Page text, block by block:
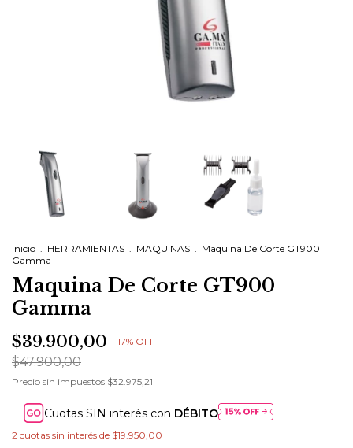
Inicio . HERRAMIENTAS . MAQUINAS . Maquina De Corte GT900
Gamma
Maquina De Corte GT900
Gamma
$39.900,00 -17% OFF
$47.900,00
Precio sin impuestos $32.975,21
Cuotas SIN interés con DÉBITO
2 cuotas sin interés de $19.950,00